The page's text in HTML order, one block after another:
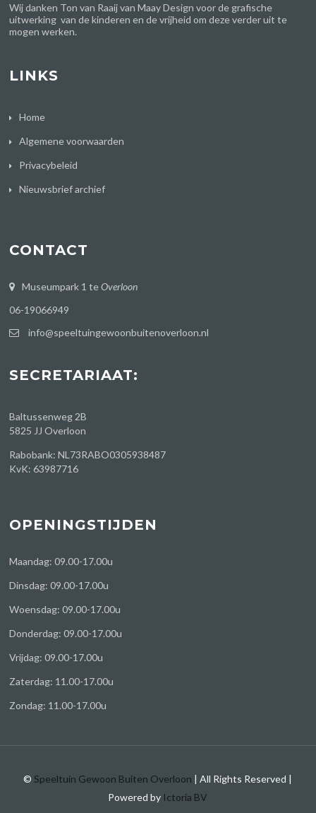
Wij danken Ton van Raaij vanMaay Design voor de grafische
uitwerking van de kinderen en de vrijheid om deze verder uit te
mogen werken.
LINKS
Home
Algemene voorwaarden
Privacybeleid
Nieuwsbrief archief
CONTACT
Museumpark 1 teOverloon
06-19066949
info@speeltuingewoonbuitenoverloon.nl
SECRETARIAAT:
Baltussenweg 2B
5825 JJ Overloon
Rabobank: NL73RABO0305938487
KvK: 63987716
OPENINGSTIJDEN
Maandag: 09.00-17.00u
Dinsdag: 09.00-17.00u
Woensdag: 09.00-17.00u
Donderdag: 09.00-17.00u
Vrijdag: 09.00-17.00u
Zaterdag: 11.00-17.00u
Zondag: 11.00-17.00u
© Speeltuin Gewoon Buiten Overloon | All Rights Reserved |
Powered by Ictoria BV